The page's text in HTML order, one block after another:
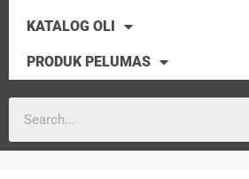
KATALOG OLI
PRODUK PELUMAS